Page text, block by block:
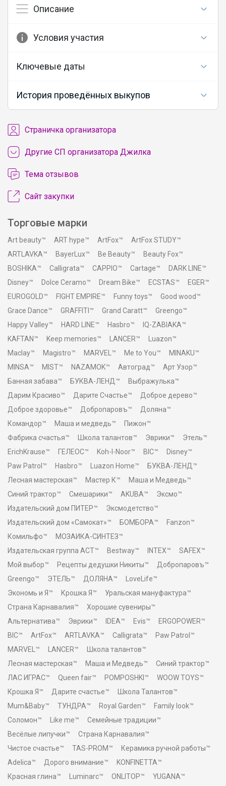
Описание
Условия участия
Ключевые даты
История проведённых выкупов
Cтраничка организатора
Другие СП организатора Джилка
Тема отзывов
Сайт закупки
Торговые марки
Art beauty™ ART hype™ ArtFox™
ArtFox STUDY™
ARTLAVKA™
BayerLux™ Be Beauty™
Beauty Fox™
BOSHIKA™
Calligrata™ CAPPIO™ Cartage™
DARK LINE™
Disney™
Dolce Ceramo™ Dream Bike™ ECSTAS™
EGER™
EUROGOLD™
FIGHT EMPIRE™ Funny toys™
Good wood™
Grace Dance™
GRAFFITI™ Grand Caratt™
Greengo™
Happy Valley™
HARD LINE™ Hasbro™
IQ-ZABIAKA™
KAFTAN™
Keep memories™ LANCER™
Luazon™
Maclay™
Magistro™ MARVEL™ Me to You™
MINAKU™
MINSA™
MIST™ NAZAMOK™ Автоград™
Арт Узор™
Банная забава™
БУКВА-ЛЕНД™
Выбражулька™
Дарим Красиво™
Дарите Счастье™
Доброе дерево™
Доброе здоровье™
Добропаровъ™
Доляна™
Командор™
Маша и медведь™
Пижон™
Фабрика счастья™
Школа талантов™ Эврики™
Этель™
ErichKrause™
ГЕЛЕОС™ Koh-I-Noor™ BIC™
Disney™
Paw Patrol™
Hasbro™ Luazon Home™
БУКВА-ЛЕНД™
Лесная мастерская™
Мастер К™
Маша и Медведь™
Синий трактор™
Смешарики™ AKUBA™
Эксмо™
Издательский дом ПИТЕР™
Эксмодетство™
Издательский дом «Самокат»™
БОМБОРА™
Fanzon™
Комильфо™
МОЗАИКА-СИНТЕЗ™
Издательская группа АСТ™
Bestway™ INTEX™
SAFEX™
Мой выбор™
Рецепты дедушки Никиты™
Добропаровъ™
Greengo™
ЭТЕЛЬ™ ДОЛЯНА™
LoveLife™
Экономь и Я™
Крошка Я™
Уральская мануфактура™
Страна Карнавалия™
Хорошие сувениры™
Альтернатива™
Эврики™ IDEA™ Evis™
ERGOPOWER™
BIC™
ArtFox™ ARTLAVKA™ Calligrata™
Paw Patrol™
MARVEL™
LANCER™
Школа талантов™
Лесная мастерская™
Маша и Медведь™
Синий трактор™
ЛАС ИГРАС™
Queen fair™ POMPOSHKI™
WOOW TOYS™
Крошка Я™
Дарите счастье™
Школа Талантов™
Mum&Baby™
ТУНДРА™ Royal Garden™
Family look™
Соломон™
Like me™
Семейные традиции™
Весёлые липучки™
Страна Карнавалия™
Чистое счастье™
TAS-PROM™
Керамика ручной работы™
Adelica™
Дорого внимание™
KONFINETTA™
Красная глина™
Luminarc™ ONLITOP™
YUGANA™